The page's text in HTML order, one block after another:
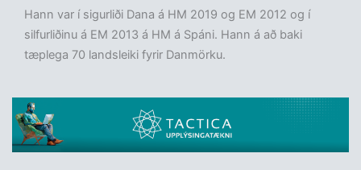
Hann var í sigurliði Dana á HM 2019 og EM 2012 og í
silfurliðinu á EM 2013 á HM á Spáni. Hann á að baki
tæplega 70 landsleiki fyrir Danmörku.